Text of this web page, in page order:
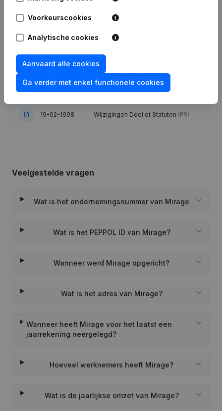
13-09-2024 Ontslagnemingen, Benoemingen
Overige Wijzigingen,...)
Maatschappelijke Zetel
26-11-1998
Toekenning Mandaten - Volmachten
(FR)
19-02-1998 Wijzigingen Doel et Statuten (FR)
Veelgestelde vragen
Wat is het ondernemingsnummer van Mirage
Wat is het PEPPOL ID van Mirage?
Wanneer werd Mirage opgericht?
Wat is het adres van Mirage?
Wanneer heeft Mirage voor het laatst een
jaarrekening neergelegd?
Hoeveel werknemers heeft Mirage?
Wat is de jaarlijkse omzet van Mirage?
Voorkeurscookies
Analytische cookies
Aanvaard alle cookies
Ga verder met enkel functionele cookies